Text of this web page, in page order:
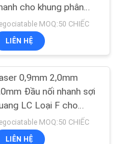
cho khung phân
sợi quangMOQ:50 CHIẾC
LIÊN HỆ
0,9mm 2,0mm
Đầu nối nhanh sợi
LC Loại F cho
bị mạngMOQ:50 CHIẾC
LIÊN HỆ